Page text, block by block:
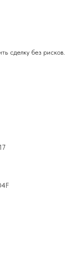
сделку без рисков.